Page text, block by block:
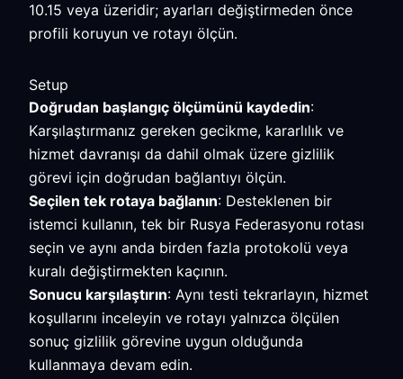
10.15 veya üzeridir; ayarları değiştirmeden önce
profili koruyun ve rotayı ölçün.
Setup
Doğrudan başlangıç ölçümünü kaydedin:
Karşılaştırmanız gereken gecikme, kararlılık ve
hizmet davranışı da dahil olmak üzere gizlilik
görevi için doğrudan bağlantıyı ölçün.
Seçilen tek rotaya bağlanın: Desteklenen bir
istemci kullanın, tek bir Rusya Federasyonu rotası
seçin ve aynı anda birden fazla protokolü veya
kuralı değiştirmekten kaçının.
Sonucu karşılaştırın: Aynı testi tekrarlayın, hizmet
koşullarını inceleyin ve rotayı yalnızca ölçülen
sonuç gizlilik görevine uygun olduğunda
kullanmaya devam edin.